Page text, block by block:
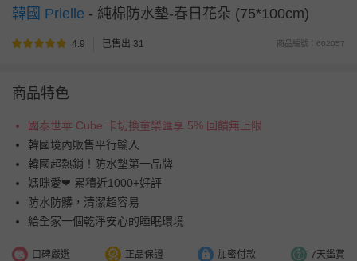
韓國 Prielle - 純棉防水墊-春日花朵 (75*100cm)
4.9 已售出 31 商品編號：602057
商品特色
國泰世華 Cube 卡切換童樂匯享 5% 回饋無上限
韓國境內販售平行輸入
韓國超熱銷！防水墊第一品牌
媽咪愛❤ 累積近1000+好評
防水防髒，清潔超容易
給全家一個乾淨安心的睡眠環境
口碑嚴選 正品保證 加密付款 7天鑑賞